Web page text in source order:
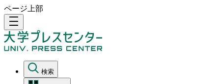
ページ上部
density_medium
検索